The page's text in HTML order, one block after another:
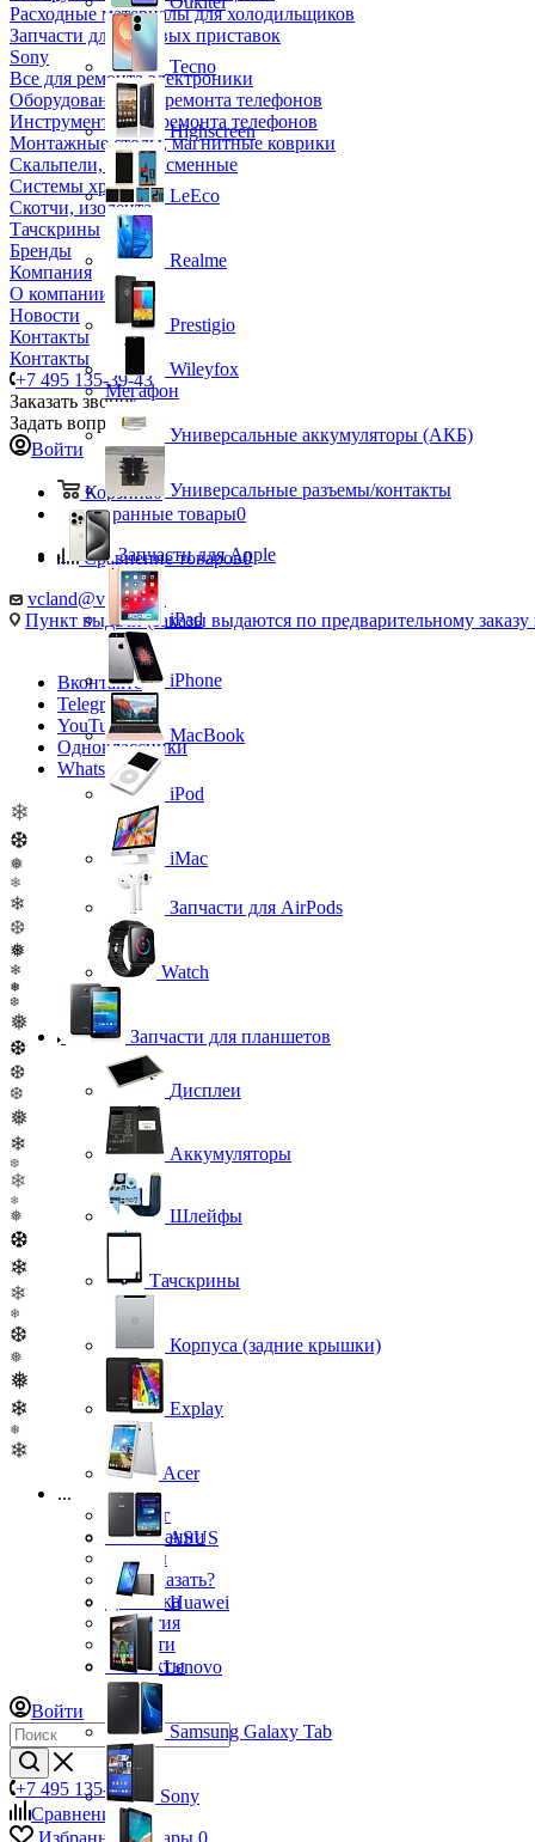
Расходные материалы для холодильщиков
Запчасти для игровых приставок
Sony
Все для ремонта электроники
Оборудование для ремонта телефонов
Инструменты для ремонта телефонов
Монтажные столы, магнитные коврики
Скальпели, лезвия сменные
Системы хранения
Скотчи, изолента
Тачскрины
Бренды
Компания
О компании
Новости
Контакты
Контакты
+7 495 135-39-43
Заказать звонок
Задать вопрос
Войти
Корзина0
Избранные товары0
Сравнение товаров0
vcland@vcland.ru
Пункт выдачи (заказы выдаются по предварительному заказу
Вконтакте
Telegram
YouTube
Одноклассники
WhatsApp
❄
❆
❅
❄
❄
❆
❅
❄
❅
❆
❅
❆
❆
❆
❅
❄
❆
❄
❄
❅
❆
❄
❄
❄
❆
❅
❅
❄
❅
❄
...
Каталог
О компании
Бренды
Как заказать?
Доставка
Гарантия
Новости
Контакты
Войти
+7 495 135-39-43
Сравнение0
Избранные товары 0
Tecno
Highscreen
LeEco
Realme
Prestigio
Wileyfox
Мегафон
Универсальные аккумуляторы (АКБ)
Универсальные разъемы/контакты
Запчасти для Apple
iPad
iPhone
MacBook
iPod
iMac
Запчасти для AirPods
Watch
Запчасти для планшетов
Дисплеи
Аккумуляторы
Шлейфы
Тачскрины
Корпуса (задние крышки)
Explay
Acer
ASUS
Huawei
Lenovo
Samsung Galaxy Tab
Sony